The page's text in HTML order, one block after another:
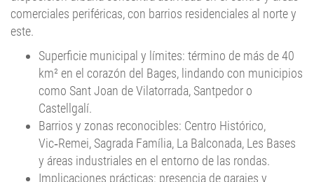
este.
km² en el corazón del Bages, lindando con municipios
como Sant Joan de Vilatorrada, Santpedor o
Castellgalí.
Barrios y zonas reconocibles: Centro Histórico,
Vic‑Remei, Sagrada Família, La Balconada, Les Bases
y áreas industriales en el entorno de las rondas.
Implicaciones prácticas: presencia de garajes y
trasteros, bajos comerciales con almacén, locales en